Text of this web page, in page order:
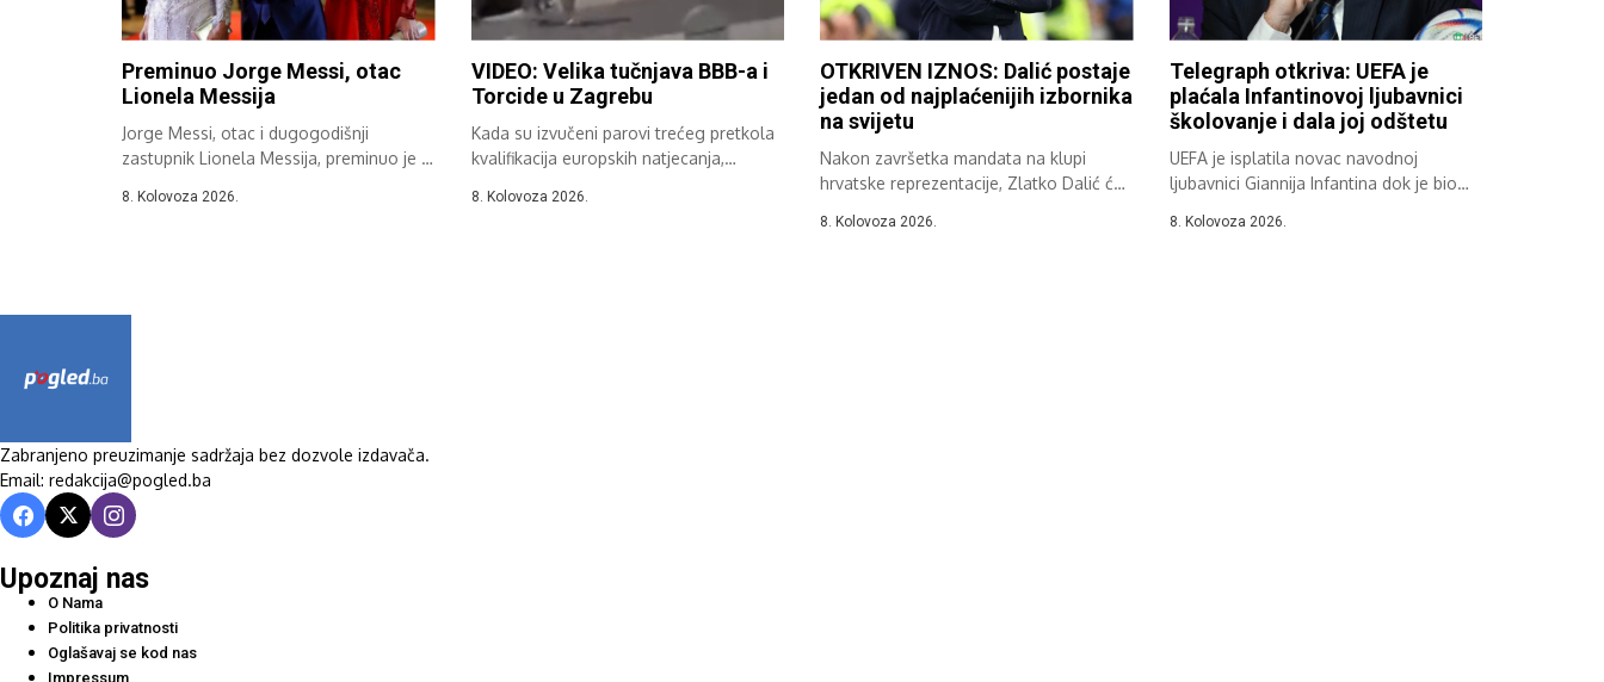
Preminuo Jorge Messi, otac
Lionela Messija
Jorge Messi, otac i dugogodišnji
zastupnik Lionela Messija, preminuo je u
8. Kolovoza 2026.
VIDEO: Velika tučnjava BBB-a i
Torcide u Zagrebu
Kada su izvučeni parovi trećeg pretkola
kvalifikacija europskih natjecanja,
8. Kolovoza 2026.
OTKRIVEN IZNOS: Dalić postaje
jedan od najplaćenijih izbornika
na svijetu
Nakon završetka mandata na klupi
hrvatske reprezentacije, Zlatko Dalić će
8. Kolovoza 2026.
Telegraph otkriva: UEFA je
plaćala Infantinovoj ljubavnici
školovanje i dala joj odštetu
UEFA je isplatila novac navodnoj
ljubavnici Giannija Infantina dok je bio
8. Kolovoza 2026.
Zabranjeno preuzimanje sadržaja bez dozvole izdavača.
Email: redakcija@pogled.ba
Upoznaj nas
O Nama
Politika privatnosti
Oglašavaj se kod nas
Impressum